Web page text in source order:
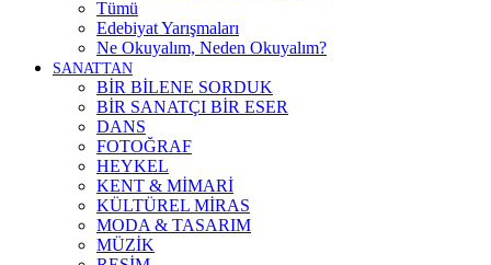
Tümü
Edebiyat Yarışmaları
Ne Okuyalım, Neden Okuyalım?
SANATTAN
BİR BİLENE SORDUK
BİR SANATÇI BİR ESER
DANS
FOTOĞRAF
HEYKEL
KENT & MİMARİ
KÜLTÜREL MİRAS
MODA & TASARIM
MÜZİK